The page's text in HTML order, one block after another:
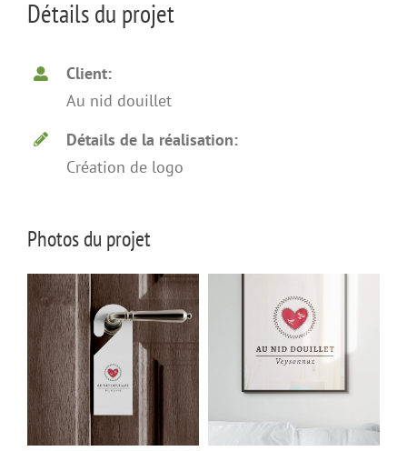
Détails du projet
Client:
Au nid douillet
Détails de la réalisation:
Création de logo
Photos du projet